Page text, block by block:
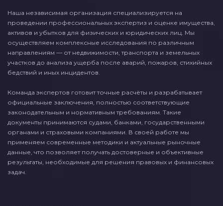
Наша независимая организация специализируется на
проведении профессиональных экспертиз и оценке имущества,
активов и убытков для физических и юридических лиц. Мы
осуществляем комплексные исследования по различным
направлениям — от недвижимости, транспорта и земельных
участков до анализа ущерба после аварий, пожаров, стихийных
бедствий и иных инцидентов.
Команда экспертов готовит точные расчёты и разрабатывает
официальные заключения, полностью соответствующие
законодательным и нормативным требованиям. Такие
документы принимаются судами, банками, государственными
органами и страховыми компаниями. В своей работе мы
применяем современные методики и актуальные рыночные
данные, что позволяет получать достоверные и объективные
результаты, необходимые для решения правовых и финансовых
задач.